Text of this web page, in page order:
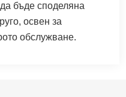
бъде споделяна
освен за
обслужване.